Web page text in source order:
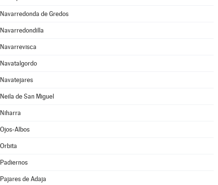
Navarredonda de Gredos
Navarredondilla
Navarrevisca
Navatalgordo
Navatejares
Neila de San Miguel
Niharra
Ojos-Albos
Orbita
Padiernos
Pajares de Adaja